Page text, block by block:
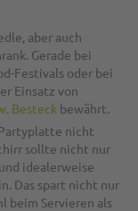
aber auch
Gerade bei
Festivals oder bei
Einsatz von
Besteck bewährt.
nicht
sollte nicht nur
idealerweise
Das spart nicht nur
beim Servieren als